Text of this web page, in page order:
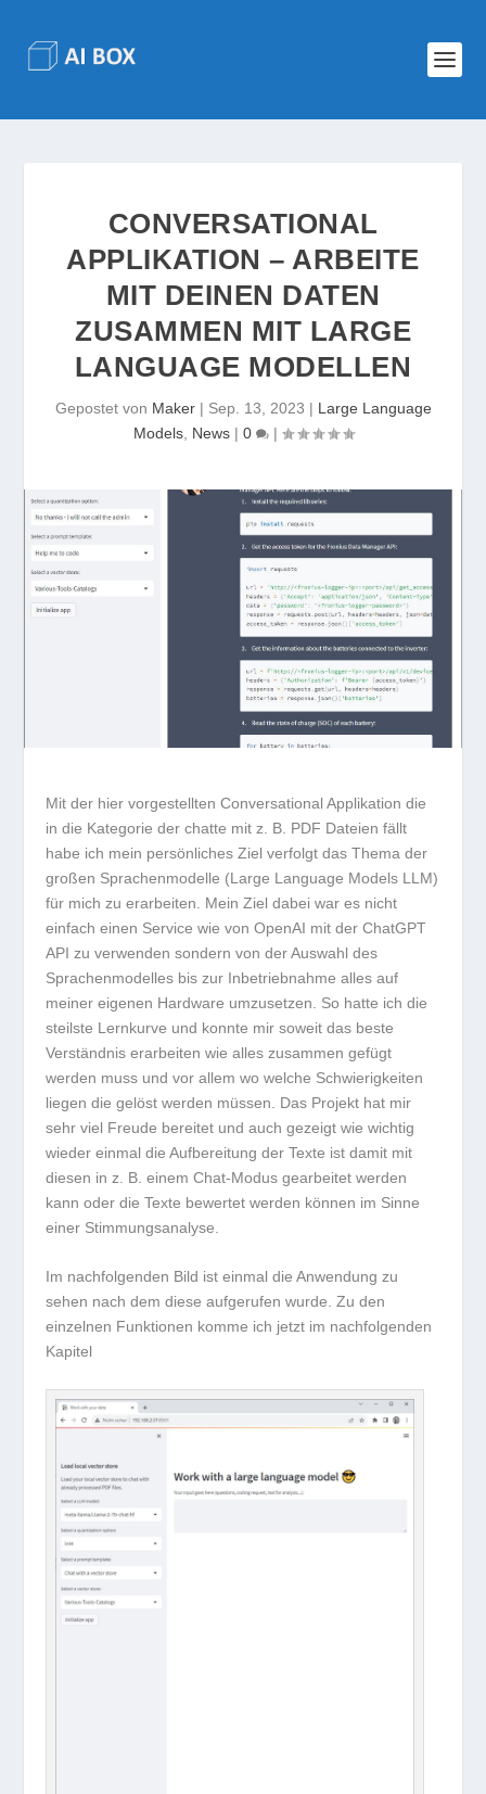
CONVERSATIONAL
APPLIKATION – ARBEITE
MIT DEINEN DATEN
ZUSAMMEN MIT LARGE
LANGUAGE MODELLEN
Gepostet von Maker| Sep. 13, 2023 | Large Language
Models, News| 0 |
Mit der hier vorgestellten Conversational Applikation die
in die Kategorie der chatte mit z. B. PDF Dateien fällt
habe ich mein persönliches Ziel verfolgt das Thema der
großen Sprachenmodelle (Large Language Models LLM)
für mich zu erarbeiten. Mein Ziel dabei war es nicht
einfach einen Service wie von OpenAI mit der ChatGPT
API zu verwenden sondern von der Auswahl des
Sprachenmodelles bis zur Inbetriebnahme alles auf
meiner eigenen Hardware umzusetzen. So hatte ich die
steilste Lernkurve und konnte mir soweit das beste
Verständnis erarbeiten wie alles zusammen gefügt
werden muss und vor allem wo welche Schwierigkeiten
liegen die gelöst werden müssen. Das Projekt hat mir
sehr viel Freude bereitet und auch gezeigt wie wichtig
wieder einmal die Aufbereitung der Texte ist damit mit
diesen in z. B. einem Chat-Modus gearbeitet werden
kann oder die Texte bewertet werden können im Sinne
einer Stimmungsanalyse.
Im nachfolgenden Bild ist einmal die Anwendung zu
sehen nach dem diese aufgerufen wurde. Zu den
einzelnen Funktionen komme ich jetzt im nachfolgenden
Kapitel